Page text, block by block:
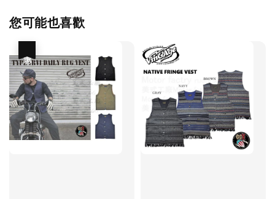
您可能也喜歡